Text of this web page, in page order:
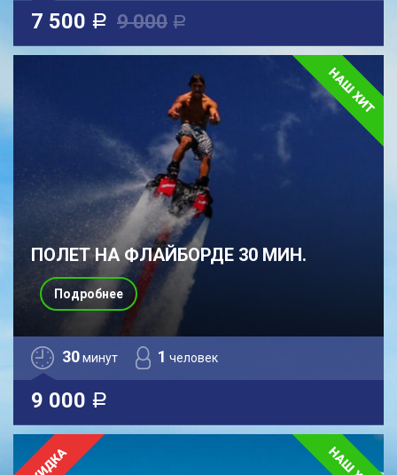
7 500 a 9 000 a
ПОЛЕТ НА ФЛАЙБОРДЕ 30 МИН.
30минут 1 человек
9 000 a
Подробнее